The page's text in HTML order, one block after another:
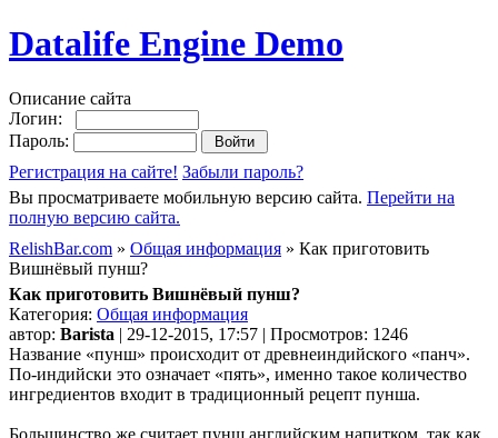
Datalife Engine Demo
Описание сайта
Логин:
Пароль:
Регистрация на сайте! Забыли пароль?
Вы просматриваете мобильную версию сайта. Перейти на
полную версию сайта.
RelishBar.com » Общая информация » Как приготовить
Вишнёвый пунш?
Как приготовить Вишнёвый пунш?
Категория: Общая информация
автор: Barista | 29-12-2015, 17:57 | Просмотров: 1246
Название «пунш» происходит от древнеиндийского «панч».
По-индийски это означает «пять», именно такое количество
ингредиентов входит в традиционный рецепт пунша.
Большинство же считает пунш английским напитком, так как